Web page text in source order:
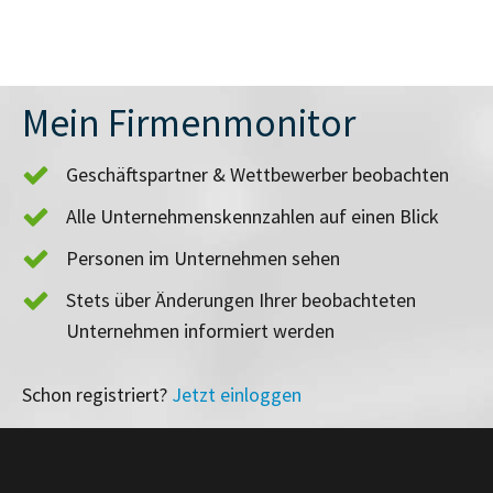
Mein Firmenmonitor
Geschäftspartner & Wettbewerber beobachten
Alle Unternehmenskennzahlen auf einen Blick
Personen im Unternehmen sehen
Stets über Änderungen Ihrer beobachteten
Unternehmen informiert werden
Schon registriert? Jetzt einloggen